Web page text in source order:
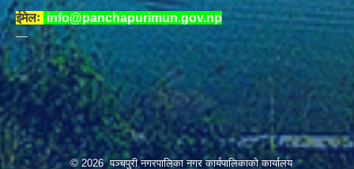
ईमेलः info@panchapurimun.gov.np
© 2026 पञ्चपुरी नगरपालिका नगर कार्यपालिकाको कार्यालय